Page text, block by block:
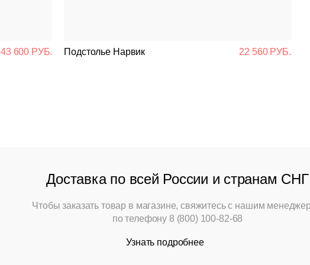
43 600 РУБ. Подстолье Нарвик 22 560 РУБ.
Доставка по всей России и странам СНГ
Чтобы заказать товар в магазине, свяжитесь с нашим
по телефону 8 (800) 100-82-68
Узнать подробнее